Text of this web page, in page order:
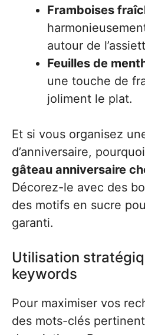
Framboises
autour de
Feuilles de
une touche de
joliment le plat.
Et si vous organisez
d’anniversaire,
gâteau anniversaire
Décorez-le avec des
des motifs en sucre
garanti.
Utilisation
keywords
Pour maximiser vos
des mots-clés